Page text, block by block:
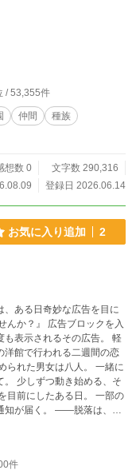
とお姫様」「契約結婚」
好きな方に届いたら嬉し
にヒロインを取られる当
人間が書いてます。 ※
展開ですがヒロインは一
※ 「異能者集団の地方公務
臭いファンタジーです。
/ 53,355件
仲間
種族
想数 0
文字数 290,316
登録日 2026.06.14
お気に入り追加 2
、ある日奇妙な広告を目に
表示されるその広告。 軽
洋館で行われる二週間の恋
少しずつ動き始める、そ
にしたある日。 一部の
知が届く。 ――脱落は、死
生き残れない。 けれど、
る者。 生き残るため、誰か
件